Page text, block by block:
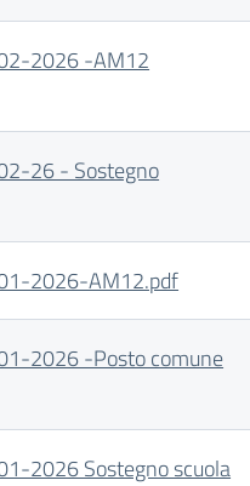
2026 -AM12
26 - Sostegno
2026-AM12.pdf
2026 -Posto comune
2026 Sostegno scuola